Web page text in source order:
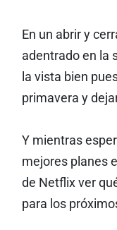
En un abrir y
adentrado en la
la vista bien
primavera y
Y mientras
mejores planes
de Netflix ver
para los